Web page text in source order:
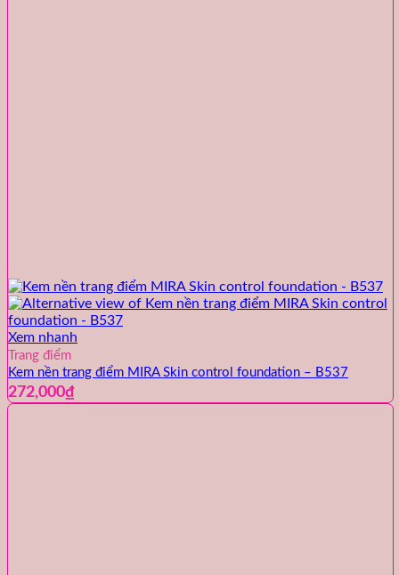
Xem nhanh
Trang điểm
Kem nền trang điểm MIRA Skin control foundation – B537
272,000₫